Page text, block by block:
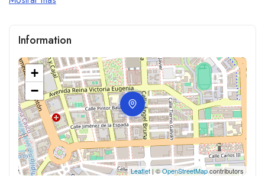
Information
+
−
Leaflet| ©OpenStreetMapcontributors